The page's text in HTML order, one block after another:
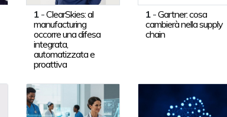
1-ClearSkies: al
manufacturing
occorre una difesa
integrata,
automatizzata e
proattiva
1 -Gartner: cosa
cambierà nella supply
chain